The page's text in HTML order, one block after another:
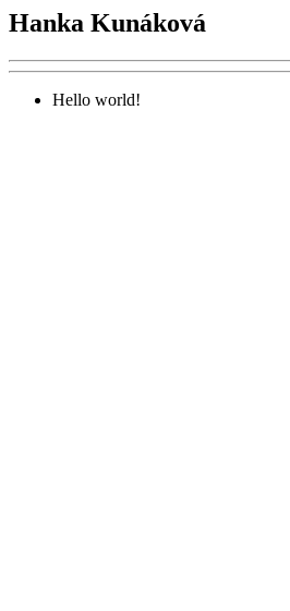
Hanka Kunáková
Hello world!